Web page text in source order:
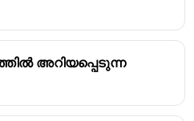
അറിയപ്പെടുന്ന